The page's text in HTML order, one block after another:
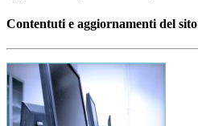
Contentuti e aggiornamenti del sito